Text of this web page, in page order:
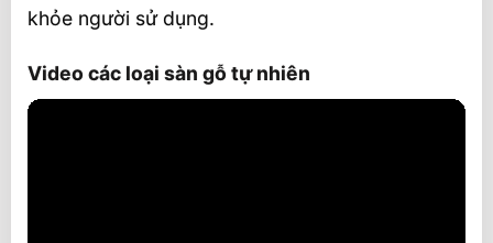
khỏe người sử dụng.
Video các loại sàn gỗ tự nhiên